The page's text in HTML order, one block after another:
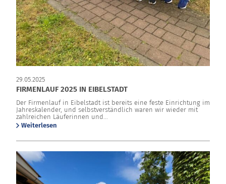
29.05.2025
FIRMENLAUF 2025 IN EIBELSTADT
Der Firmenlauf in Eibelstadt ist bereits eine feste Einrichtung im
Jahreskalender, und selbstverständlich waren wir wieder mit
zahlreichen Läuferinnen und...
Weiterlesen